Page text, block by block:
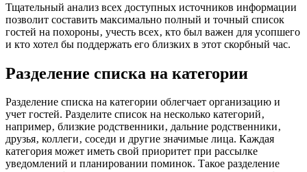
Тщательный анализ всех доступных источников информации
позволит составить максимально полный и точный список
гостей на похороны‚ учесть всех‚ кто был важен для усопшего
и кто хотел бы поддержать его близких в этот скорбный час.
Разделение списка на категории
Разделение списка на категории облегчает организацию и
учет гостей. Разделите список на несколько категорий‚
например‚ близкие родственники‚ дальние родственники‚
друзья‚ коллеги‚ соседи и другие значимые лица. Каждая
категория может иметь свой приоритет при рассылке
уведомлений и планировании поминок. Такое разделение